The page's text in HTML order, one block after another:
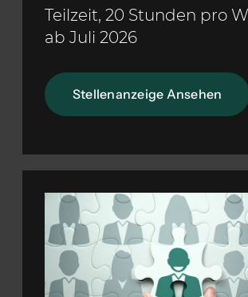
Teilzeit, 20 Stunden pro
ab Juli 2026
Stellenanzeige Ansehen